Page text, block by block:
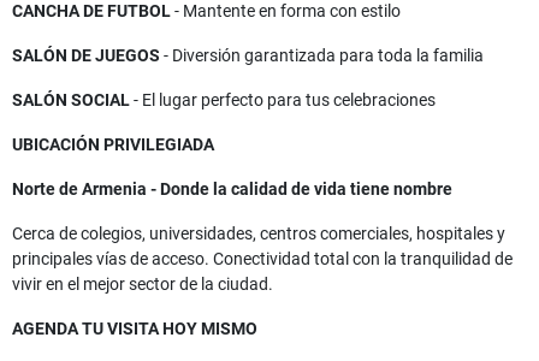
CANCHA DE FUTBOL- Mantente en forma con estilo
SALÓN DE JUEGOS - Diversión garantizada para toda la familia
SALÓN SOCIAL- El lugar perfecto para tus celebraciones
UBICACIÓN PRIVILEGIADA
Norte de Armenia - Donde la calidad de vida tiene nombre
Cerca de colegios, universidades, centros comerciales, hospitales y
principales vías de acceso. Conectividad total con la tranquilidad de
vivir en el mejor sector de la ciudad.
AGENDA TU VISITA HOY MISMO